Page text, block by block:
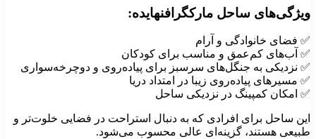
ساحل مارکگرافنهایده:
فضای خانوادگی و آرام
آب‌های کم‌عمق و مناسب برای کودکان
نزدیکی به جنگل‌های سرسبز برای پیاده‌روی و دوچرخه‌سواری
مسیرهای پیاده‌روی زیبا در امتداد دریا
امکان کمپینگ در نزدیکی ساحل
ساحل برای افرادی که به دنبال استراحت در فضایی خلوت‌تر و
هستند، گزینه‌ای عالی محسوب می‌شود.